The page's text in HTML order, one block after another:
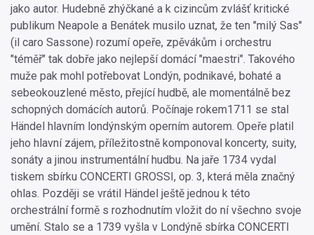
jako autor. Hudebně zhýčkané a k cizincům zvlášť kritické
publikum Neapole a Benátek musilo uznat, že ten "milý Sas"
(il caro Sassone) rozumí opeře, zpěvákům i orchestru
"téměř" tak dobře jako nejlepší domácí "maestri". Takového
muže pak mohl potřebovat Londýn, podnikavé, bohaté a
sebeokouzlené město, přející hudbě, ale momentálně bez
schopných domácích autorů. Počínaje rokem1711 se stal
Händel hlavním londýnským operním autorem. Opeře platil
jeho hlavní zájem, příležitostně komponoval koncerty, suity,
sonáty a jinou instrumentální hudbu. Na jaře 1734 vydal
tiskem sbírku CONCERTI GROSSI, op. 3, která měla značný
ohlas. Později se vrátil Händel ještě jednou k této
orchestrální formě s rozhodnutím vložit do ní všechno svoje
umění. Stalo se a 1739 vyšla v Londýně sbírka CONCERTI